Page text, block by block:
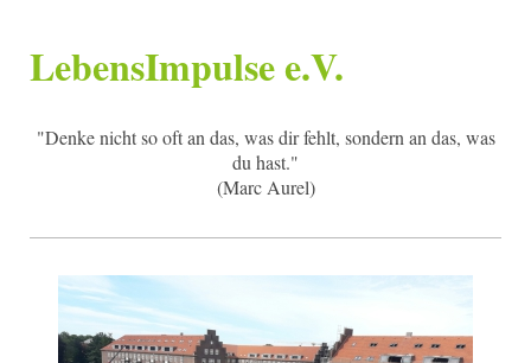
LebensImpulse e.V.
"Denke nicht so oft an das, was dir fehlt, sondern an das, was
du hast."
(Marc Aurel)